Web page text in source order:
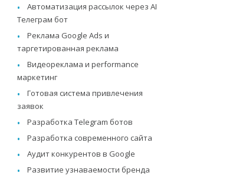
Автоматизация рассылок через AI
Телеграм бот
Реклама Google Ads и
таргетированная реклама
Видеореклама и performance
маркетинг
Готовая система привлечения
заявок
Разработка Telegram ботов
Разработка современного сайта
Аудит конкурентов в Google
Развитие узнаваемости бренда